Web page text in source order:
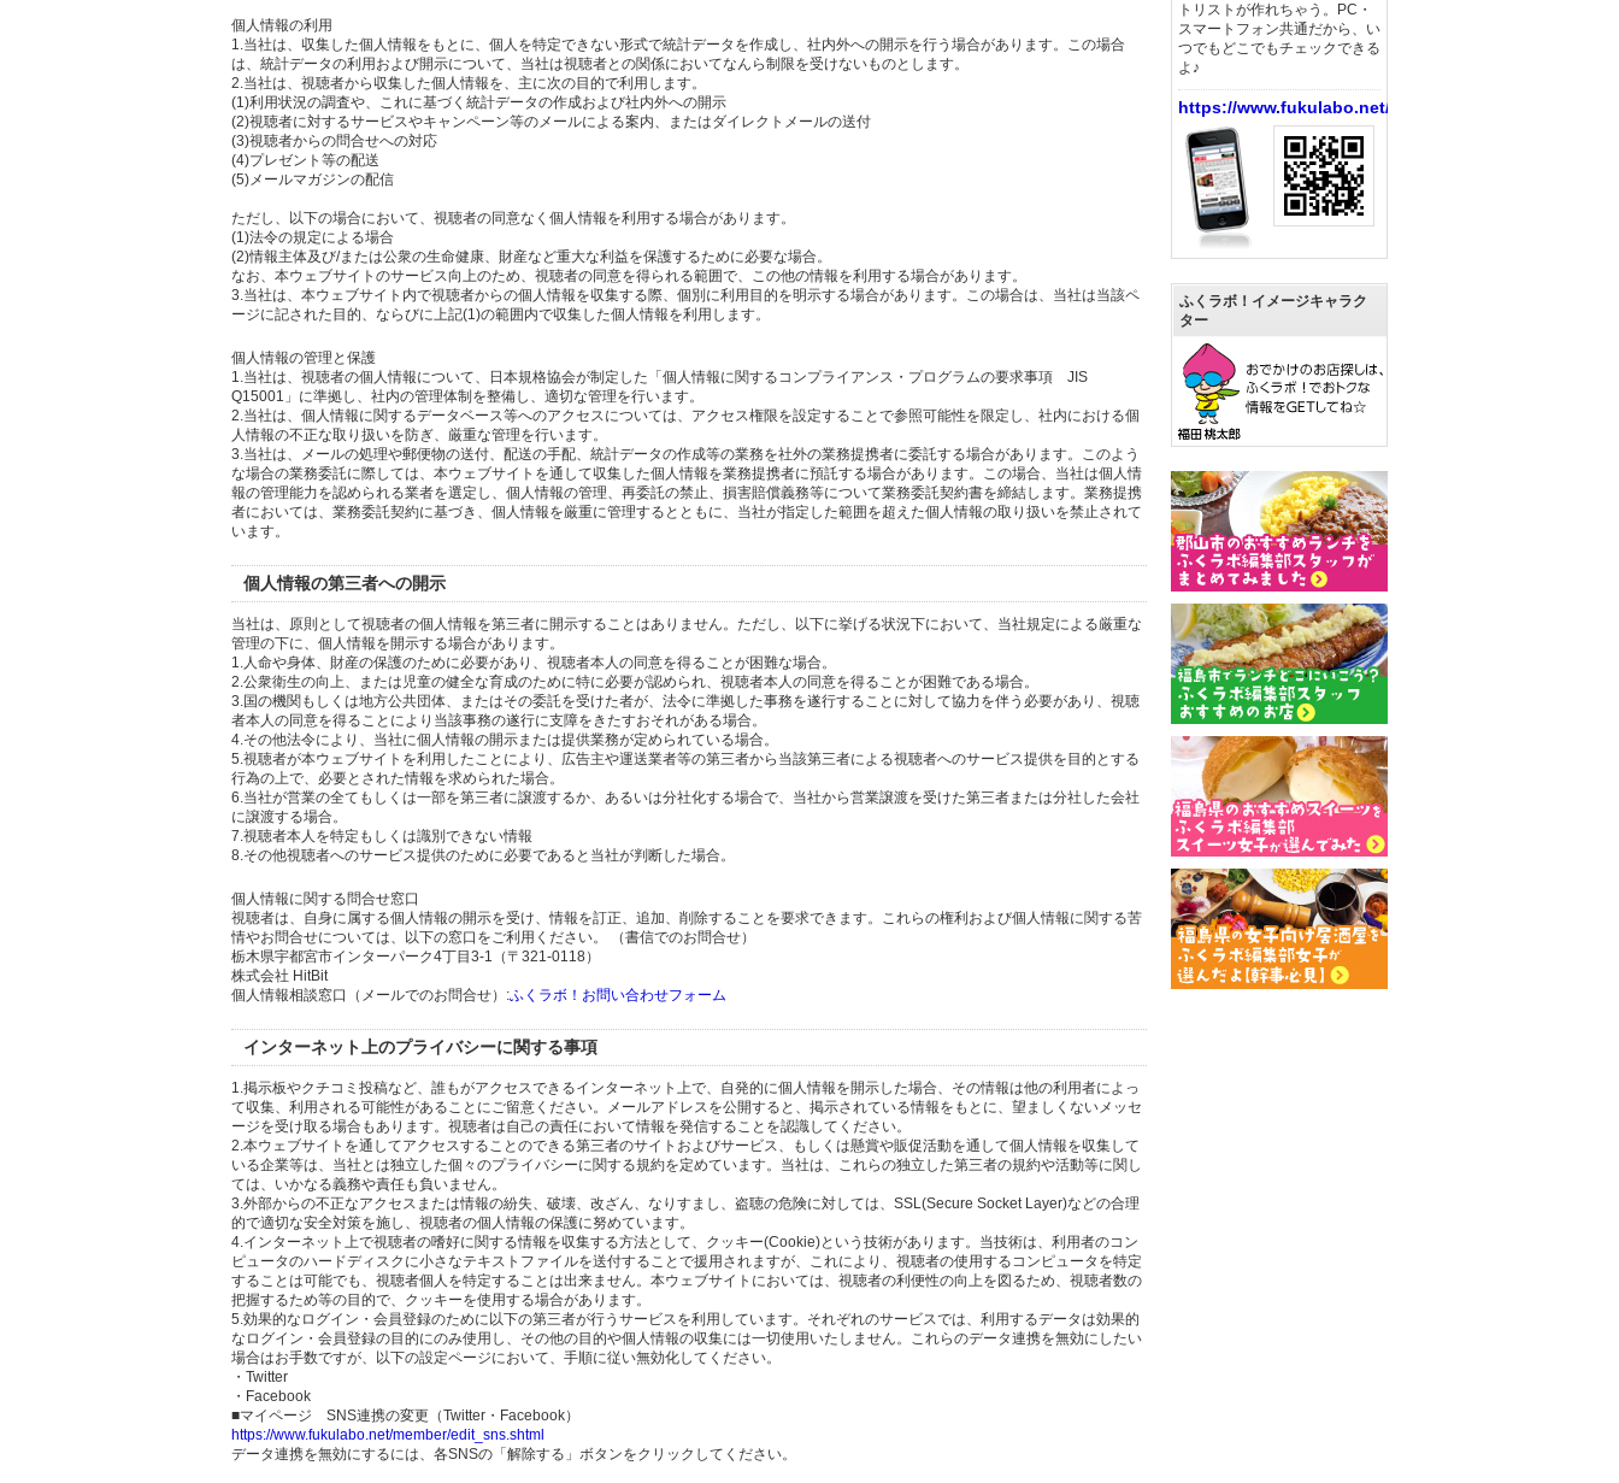
個人情報の利用
1.当社は、収集した個人情報をもとに、個人を特定できない形式で統計データを作成し、社内外への開示を行う場合があります。この場合
は、統計データの利用および開示について、当社は視聴者との関係においてなんら制限を受けないものとします。
2.当社は、視聴者から収集した個人情報を、主に次の目的で利用します。
(1)利用状況の調査や、これに基づく統計データの作成および社内外への開示
(2)視聴者に対するサービスやキャンペーン等のメールによる案内、またはダイレクトメールの送付
(3)視聴者からの問合せへの対応
(4)プレゼント等の配送
(5)メールマガジンの配信
ただし、以下の場合において、視聴者の同意なく個人情報を利用する場合があります。
(1)法令の規定による場合
(2)情報主体及び/または公衆の生命健康、財産など重大な利益を保護するために必要な場合。
なお、本ウェブサイトのサービス向上のため、視聴者の同意を得られる範囲で、この他の情報を利用する場合があります。
3.当社は、本ウェブサイト内で視聴者からの個人情報を収集する際、個別に利用目的を明示する場合があります。この場合は、当社は当該ペ
ージに記された目的、ならびに上記(1)の範囲内で収集した個人情報を利用します。
個人情報の管理と保護
1.当社は、視聴者の個人情報について、日本規格協会が制定した「個人情報に関するコンプライアンス・プログラムの要求事項 JIS
Q15001」に準拠し、社内の管理体制を整備し、適切な管理を行います。
2.当社は、個人情報に関するデータベース等へのアクセスについては、アクセス権限を設定することで参照可能性を限定し、社内における個
人情報の不正な取り扱いを防ぎ、厳重な管理を行います。
3.当社は、メールの処理や郵便物の送付、配送の手配、統計データの作成等の業務を社外の業務提携者に委託する場合があります。このよう
な場合の業務委託に際しては、本ウェブサイトを通して収集した個人情報を業務提携者に預託する場合があります。この場合、当社は個人情
報の管理能力を認められる業者を選定し、個人情報の管理、再委託の禁止、損害賠償義務等について業務委託契約書を締結します。業務提携
者においては、業務委託契約に基づき、個人情報を厳重に管理するとともに、当社が指定した範囲を超えた個人情報の取り扱いを禁止されて
います。
個人情報の第三者への開示
当社は、原則として視聴者の個人情報を第三者に開示することはありません。ただし、以下に挙げる状況下において、当社規定による厳重な
管理の下に、個人情報を開示する場合があります。
1.人命や身体、財産の保護のために必要があり、視聴者本人の同意を得ることが困難な場合。
2.公衆衛生の向上、または児童の健全な育成のために特に必要が認められ、視聴者本人の同意を得ることが困難である場合。
3.国の機関もしくは地方公共団体、またはその委託を受けた者が、法令に準拠した事務を遂行することに対して協力を伴う必要があり、視聴
者本人の同意を得ることにより当該事務の遂行に支障をきたすおそれがある場合。
4.その他法令により、当社に個人情報の開示または提供業務が定められている場合。
5.視聴者が本ウェブサイトを利用したことにより、広告主や運送業者等の第三者から当該第三者による視聴者へのサービス提供を目的とする
行為の上で、必要とされた情報を求められた場合。
6.当社が営業の全てもしくは一部を第三者に譲渡するか、あるいは分社化する場合で、当社から営業譲渡を受けた第三者または分社した会社
に譲渡する場合。
7.視聴者本人を特定もしくは識別できない情報
8.その他視聴者へのサービス提供のために必要であると当社が判断した場合。
個人情報に関する問合せ窓口
視聴者は、自身に属する個人情報の開示を受け、情報を訂正、追加、削除することを要求できます。これらの権利および個人情報に関する苦
情やお問合せについては、以下の窓口をご利用ください。 （書信でのお問合せ）
栃木県宇都宮市インターパーク4丁目3-1（〒321-0118）
株式会社 HitBit
個人情報相談窓口（メールでのお問合せ）:ふくラボ！お問い合わせフォーム
インターネット上のプライバシーに関する事項
1.掲示板やクチコミ投稿など、誰もがアクセスできるインターネット上で、自発的に個人情報を開示した場合、その情報は他の利用者によっ
て収集、利用される可能性があることにご留意ください。メールアドレスを公開すると、掲示されている情報をもとに、望ましくないメッセ
ージを受け取る場合もあります。視聴者は自己の責任において情報を発信することを認識してください。
2.本ウェブサイトを通してアクセスすることのできる第三者のサイトおよびサービス、もしくは懸賞や販促活動を通して個人情報を収集して
いる企業等は、当社とは独立した個々のプライバシーに関する規約を定めています。当社は、これらの独立した第三者の規約や活動等に関し
ては、いかなる義務や責任も負いません。
3.外部からの不正なアクセスまたは情報の紛失、破壊、改ざん、なりすまし、盗聴の危険に対しては、SSL(Secure Socket Layer)などの合理
的で適切な安全対策を施し、視聴者の個人情報の保護に努めています。
4.インターネット上で視聴者の嗜好に関する情報を収集する方法として、クッキー(Cookie)という技術があります。当技術は、利用者のコン
ピュータのハードディスクに小さなテキストファイルを送付することで援用されますが、これにより、視聴者の使用するコンピュータを特定
することは可能でも、視聴者個人を特定することは出来ません。本ウェブサイトにおいては、視聴者の利便性の向上を図るため、視聴者数の
把握するため等の目的で、クッキーを使用する場合があります。
5.効果的なログイン・会員登録のために以下の第三者が行うサービスを利用しています。それぞれのサービスでは、利用するデータは効果的
なログイン・会員登録の目的にのみ使用し、その他の目的や個人情報の収集には一切使用いたしません。これらのデータ連携を無効にしたい
場合はお手数ですが、以下の設定ページにおいて、手順に従い無効化してください。
・Twitter
・Facebook
■マイページ SNS連携の変更（Twitter・Facebook）
https://www.fukulabo.net/member/edit_sns.shtml
データ連携を無効にするには、各SNSの「解除する」ボタンをクリックしてください。
トリストが作れちゃう。PC・
スマートフォン共通だから、い
つでもどこでもチェックできる
よ♪
https://www.fukulabo.net/
ふくラボ！イメージキャラク
ター